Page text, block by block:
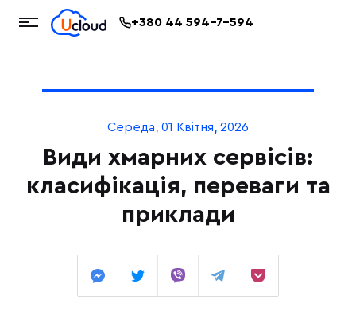
+380 44 594-7-594
Середа, 01 Квітня, 2026
Види хмарних сервісів:
класифікація, переваги та
приклади